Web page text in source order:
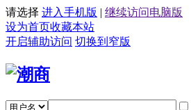
请选择 进入手机版 | 继续访问电脑版
设为首页收藏本站
开启辅助访问 切换到窄版